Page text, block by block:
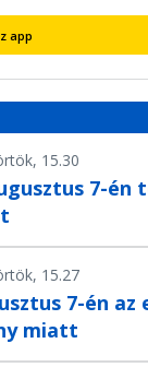
app
15.30
7-én
15.27
7-én az
miatt